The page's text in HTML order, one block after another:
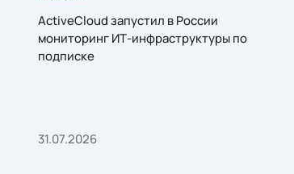
ActiveCloud запустил в России
мониторинг ИТ-инфраструктуры по
подписке
31.07.2026